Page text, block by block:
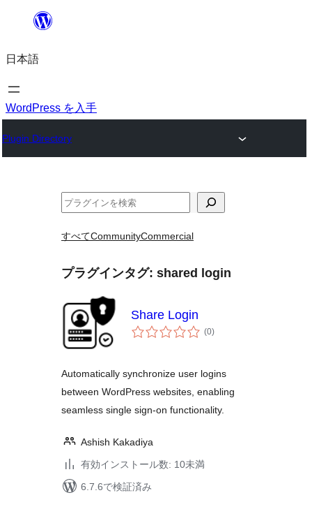
を
ス
キ
プ
日本語
WordPress を入手
Plugin Directory
検
すべてCommunityCommercial
プラグインタグ: shared login
Share Login
(0個
の)
Automatically synchronize user logins
between WordPress websites, enabling
seamless single sign-on functionality.
Ashish Kakadiya
有効インストール数: 10未満
6.7.6で検証済み